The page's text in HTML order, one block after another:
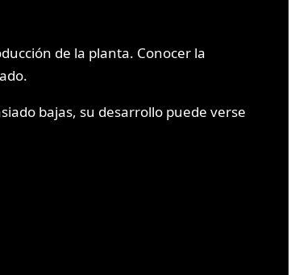
de la planta. Conocer la
bajas, su desarrollo puede verse